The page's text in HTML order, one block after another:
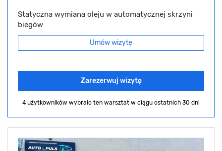
Statyczna wymiana oleju w automatycznej skrzyni
biegów
Umów wizytę
Zarezerwuj wizytę
4 użytkowników wybrało ten warsztat w ciągu ostatnich 30 dni